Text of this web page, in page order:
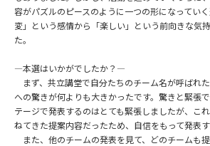
容がパズルのピースのように一つの形になってい
変」という感情から「楽しい」という前向きな気
た。
―本選はいかがでしたか？―
まず、共立講堂で自分たちのチーム名が呼ばれ
への驚きが何よりも大きかったです。驚きと緊張
テージで発表するのはとても緊張しましたが、こ
ねてきた提案内容だったため、自信をもって発表
また、他のチームの発表を見て、どのチームも